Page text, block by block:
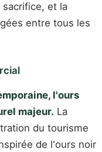
et la
entre tous les
l'ours
majeur. La
du tourisme
de l'ours noir